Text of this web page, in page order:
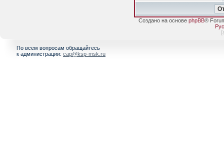
Создано на основе phpBB®
[
По всем вопросам обращайтесь
к администрации: cap@ksp-msk.ru